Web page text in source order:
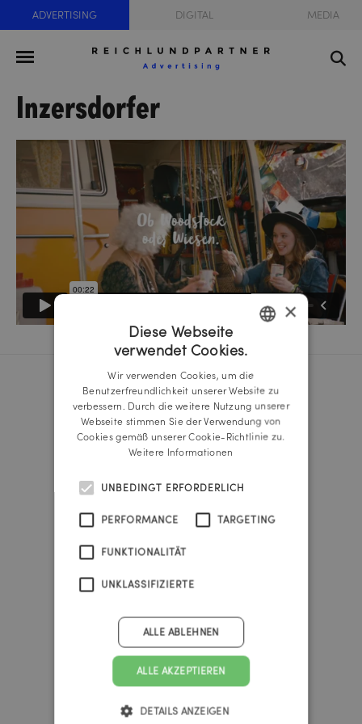
ADVERTISING DIGITAL MEDIA
Inzersdorfer
Reichl und Partner Linz
A-4020 Linz
Promenade 25b
Tel.:+43 732 666 222
Reichl und Partner Wien
A-1010 Wien
Franz-Josefs-Kai 47
vienna@reichlundpartner.at
Reichl und Partner Graz
A-8010 Graz
Burggasse 4
GERMAN
×
Diese Webseite
verwendet Cookies.
Wir verwenden Cookies, um die
Benutzerfreundlichkeit unserer Website zu
verbessern. Durch die weitere Nutzung unserer
Webseite stimmen Sie der Verwendung von
Cookies gemäß unserer Cookie-Richtlinie zu.
Weitere Informationen
UNBEDINGT ERFORDERLICH
PERFORMANCE TARGETING
FUNKTIONALITÄT
UNKLASSIFIZIERTE
ALLE AKZEPTIEREN
ALLE ABLEHNEN
DETAILS ANZEIGEN